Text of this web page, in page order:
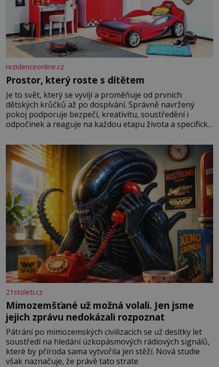
rezidenceonline.cz
Prostor, který roste s dítětem
Je to svět, který se vyvíjí a proměňuje od prvních
dětských krůčků až po dospívání. Správně navržený
pokoj podporuje bezpečí, kreativitu, soustředění i
odpočinek a reaguje na každou etapu života a specifické
měkkost a bezpečí, proto by pokoj miminka měl působit
především klidně a útulně. Předškolní věk je
21stoleti.cz
Mimozemšťané už možná volali. Jen jsme
jejich zprávu nedokázali rozpoznat
Pátrání po mimozemských civilizacích se už desítky let
soustředí na hledání úzkopásmových rádiových signálů,
které by příroda sama vytvořila jen stěží. Nová studie
však naznačuje, že právě tato strate